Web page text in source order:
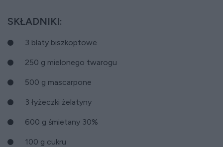
SKŁADNIKI:
3 blaty biszkoptowe
250 g mielonego twarogu
500 g mascarpone
3 łyżeczki żelatyny
600 g śmietany 30%
100 g cukru